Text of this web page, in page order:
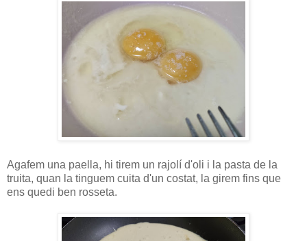
Agafem una paella, hi tirem un rajolí d'oli i la pasta de la
truita, quan la tinguem cuita d'un costat, la girem fins que
ens quedi ben rosseta.